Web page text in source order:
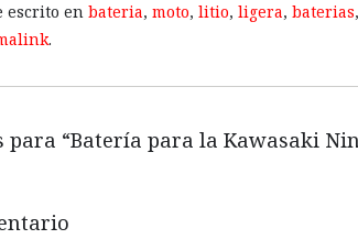
escrito en bateria, moto, litio, ligera, baterias,
.
para “Batería para la Kawasaki